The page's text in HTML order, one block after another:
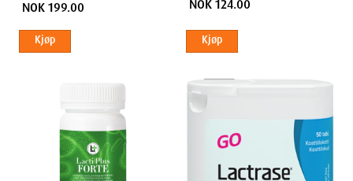
NOK 199.00
Kjøp
NOK 124.00
Kjøp